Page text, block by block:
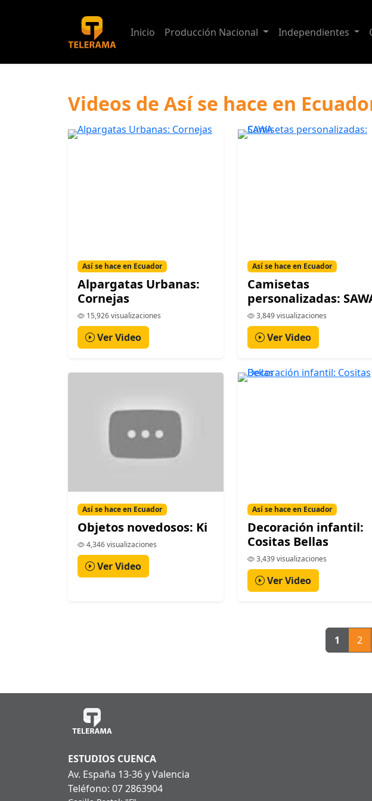
Inicio Producción Nacional Independientes
Videos de Así se hace en
Así se hace en Ecuador
Alpargatas Urbanas:
Cornejas
15,926 visualizaciones
Ver Video
Así se hace en Ecuador
Camisetas
personalizadas:
3,849 visualizaciones
Ver Video
Así se hace en Ecuador
Objetos novedosos: Ki
4,346 visualizaciones
Ver Video
Así se hace en Ecuador
Decoración infantil:
Cositas Bellas
3,439 visualizaciones
Ver Video
1 2
ESTUDIOS CUENCA
Av. España 13-36 y Valencia
Teléfono: 07 2863904